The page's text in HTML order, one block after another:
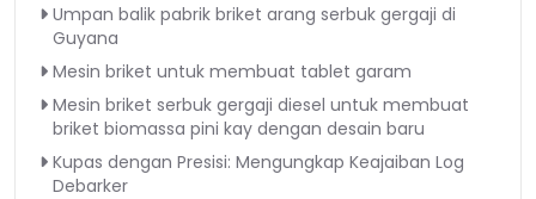
Umpan balik pabrik briket arang serbuk gergaji di
Guyana
Mesin briket untuk membuat tablet garam
Mesin briket serbuk gergaji diesel untuk membuat
briket biomassa pini kay dengan desain baru
Kupas dengan Presisi: Mengungkap Keajaiban Log
Debarker